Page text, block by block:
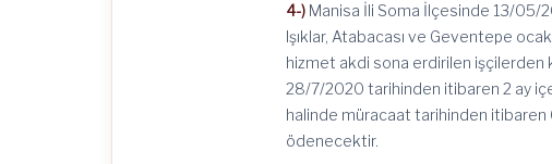
4-) Manisa İli Soma İlçesinde 13/05/
Işıklar, Atabacası ve Geventepe
hizmet akdi sona erdirilen işçilerden
28/7/2020 tarihinden itibaren 2 ay
halinde müracaat tarihinden itibaren
ödenecektir.